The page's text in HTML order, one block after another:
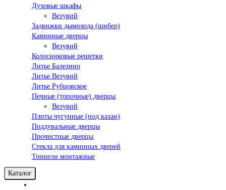
Духовые шкафы
Везувий
Задвижки дымохода (шибер)
Каминные дверцы
Везувий
Колосниковые решетки
Литье Балезино
Литье Везувий
Литье Рубцовское
Печные (топочные) дверцы
Везувий
Плиты чугунные (под казан)
Поддувальные дверцы
Прочистные дверцы
Стекла для каминных дверей
Тоннели монтажные
Каталог